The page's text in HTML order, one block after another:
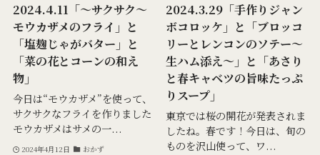
2024.4.11「～サクサク～
モウカザメのフライ」と
「塩麹じゃがバター」と
「菜の花とコーンの和え
物」
今日は“モウカザメ”を使って、
サクサクなフライを作りました
モウカザメはサメの一...
2024年4月12日 おかず
2024.3.29「手作りジャン
ボコロッケ」と「ブロッコ
リーとレンコンのソテー～
生ハム添え～」と「あさり
と春キャベツの旨味たっぷ
りスープ」
東京では桜の開花が発表されま
したね。春です！今日は、旬の
ものを沢山使って、ワ...